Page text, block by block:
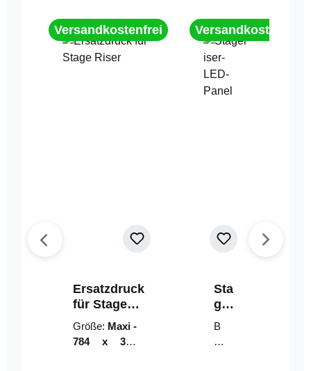
Versandkostenfrei
Ersatzdruck
für Stage
Riser
Größe: Maxi -
784 x 314
Versandkostenfrei
Sta
geri
ser-
LE
D-
B
un